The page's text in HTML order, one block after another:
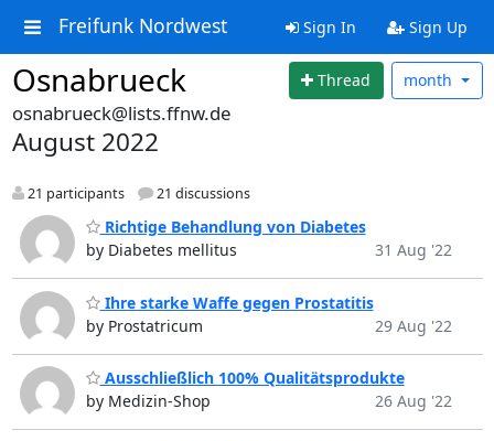
Freifunk Nordwest Sign In Sign Up
Osnabrueck Thread month
osnabrueck@lists.ffnw.de
August 2022
21 participants 21 discussions
Richtige Behandlung von Diabetes
by Diabetes mellitus
31 Aug '22
Ihre starke Waffe gegen Prostatitis
by Prostatricum
29 Aug '22
Ausschließlich 100% Qualitätsprodukte
by Medizin-Shop
26 Aug '22